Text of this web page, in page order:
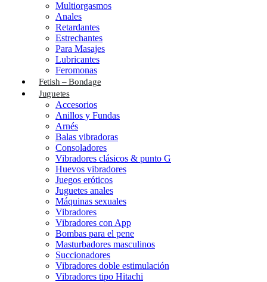
Multiorgasmos
Anales
Retardantes
Estrechantes
Para Masajes
Lubricantes
Feromonas
Fetish – Bondage
Juguetes
Accesorios
Anillos y Fundas
Arnés
Balas vibradoras
Consoladores
Vibradores clásicos & punto G
Huevos vibradores
Juegos eróticos
Juguetes anales
Máquinas sexuales
Vibradores
Vibradores con App
Bombas para el pene
Masturbadores masculinos
Succionadores
Vibradores doble estimulación
Vibradores tipo Hitachi